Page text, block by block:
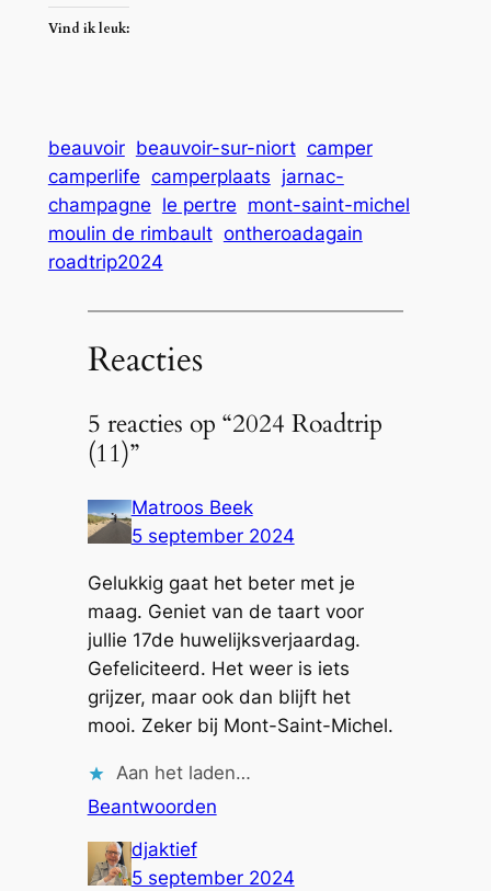
Vind ik leuk:
beauvoir beauvoir-sur-niort camper
camperlife camperplaats jarnac-
champagne le pertre mont-saint-michel
moulin de rimbault ontheroadagain
roadtrip2024
Reacties
5 reacties op “2024 Roadtrip
(11)”
Matroos Beek
5 september 2024
Gelukkig gaat het beter met je
maag. Geniet van de taart voor
jullie 17de huwelijksverjaardag.
Gefeliciteerd. Het weer is iets
grijzer, maar ook dan blijft het
mooi. Zeker bij Mont-Saint-Michel.
Aan het laden…
Beantwoorden
djaktief
5 september 2024